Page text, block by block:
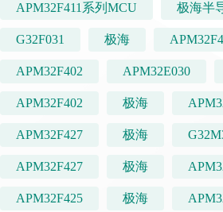
APM32F411系列MCU 极海半
G32F031 极海
APM32F402 APM32E030
APM32F402 极海
APM32F427 极海
APM32F427 极海
APM32F425 极海